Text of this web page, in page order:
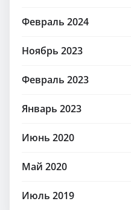
Февраль 2024
Ноябрь 2023
Февраль 2023
Январь 2023
Июнь 2020
Май 2020
Июль 2019